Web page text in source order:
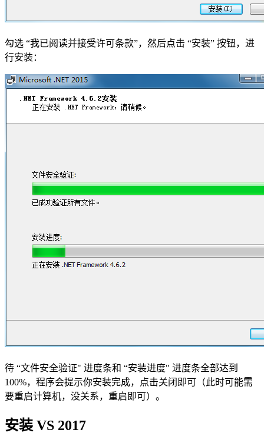
勾选 “我已阅读并接受许可条款”，然后点击 “安装” 按钮，进
行安装：
待 “文件安全验证" 进度条和 “安装进度" 进度条全部达到
100%，程序会提示你安装完成，点击关闭即可（此时可能需
要重启计算机，没关系，重启即可）。
安装 VS 2017